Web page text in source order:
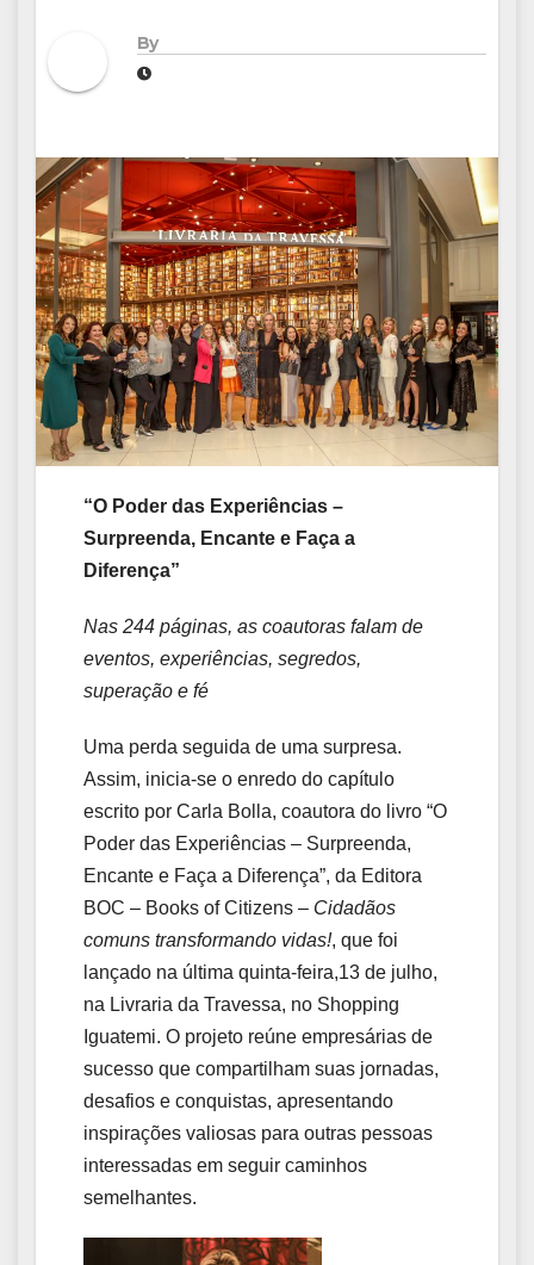
By
“O Poder das Experiências –
Surpreenda, Encante e Faça a
Diferença”
Nas 244 páginas, as coautoras falam de
eventos, experiências, segredos,
superação e fé
Uma perda seguida de uma surpresa.
Assim, inicia-se o enredo do capítulo
escrito por Carla Bolla, coautora do livro “O
Poder das Experiências – Surpreenda,
Encante e Faça a Diferença”, da Editora
BOC – Books of Citizens – Cidadãos
comuns transformando vidas!, que foi
lançado na última quinta-feira,13 de julho,
na Livraria da Travessa, no Shopping
Iguatemi. O projeto reúne empresárias de
sucesso que compartilham suas jornadas,
desafios e conquistas, apresentando
inspirações valiosas para outras pessoas
interessadas em seguir caminhos
semelhantes.